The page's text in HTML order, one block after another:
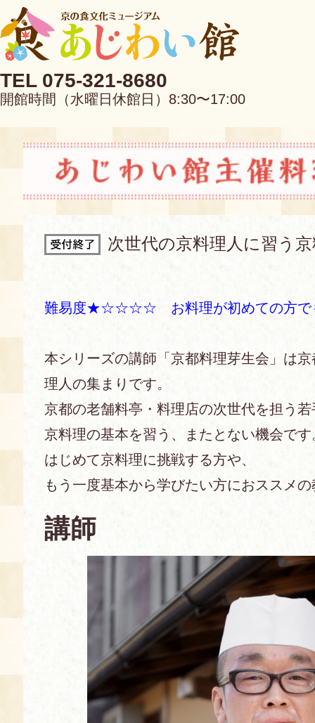
TEL 075-321-8680
開館時間（水曜日休館日）8:30〜17:00
EN 中文
あじわい館とは
京の食文化について
アクセス
料理教室
募集中の教室
キャンセル・ご変更
食の海援隊・陸援隊 会員限定
展示室
展示室のご紹介
お土産コーナー
備品リスト
空き状況・ご予約
使用料・お支払い方法
団体向け見学・体験
食の語り部の部屋
次世代の京料理人に習う
難易度★☆☆☆☆ お料理が初めての方で
本シリーズの講師「京都料理芽生会」は
理人の集まりです。
京都の老舗料亭・料理店の次世代を担う
京料理の基本を習う、またとない機会です
はじめて京料理に挑戦する方や、
もう一度基本から学びたい方におススメ
講師